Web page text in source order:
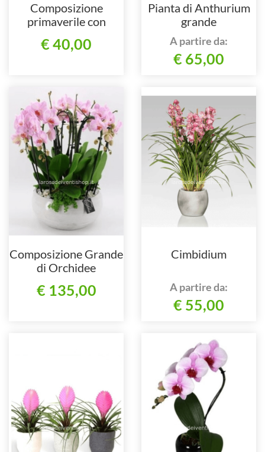
Composizione
primaverile con
€ 40,00
Pianta di Anthurium
grande
A partire da:
€ 65,00
Composizione Grande
di Orchidee
€ 135,00
Cimbidium
A partire da:
€ 55,00